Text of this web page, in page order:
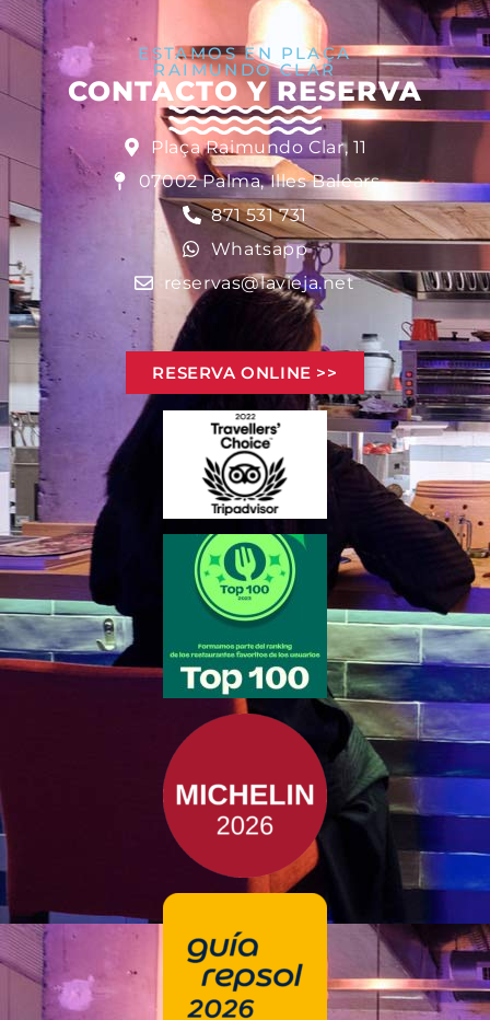
ESTAMOS EN PLAÇA
RAIMUNDO CLAR
CONTACTO Y RESERVA
Plaça Raimundo Clar, 11
07002 Palma, Illes Balears
871 531 731
Whatsapp
reservas@lavieja.net
RESERVA ONLINE >>